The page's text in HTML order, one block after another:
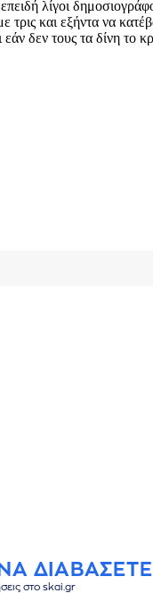
ΝΑ ΔΙΑΒΑΣΕΤΕ
στο skai.gr